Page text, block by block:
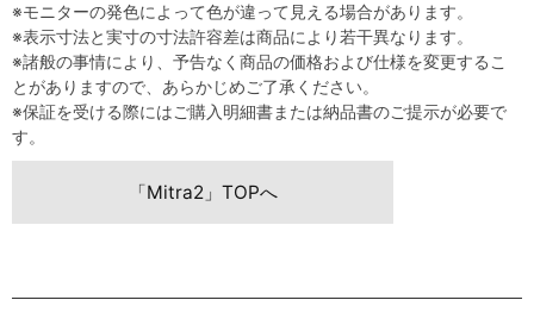
※モニターの発色によって色が違って見える場合があります。
※表示寸法と実寸の寸法許容差は商品により若干異なります。
※諸般の事情により、予告なく商品の価格および仕様を変更するこ
とがありますので、あらかじめご了承ください。
※保証を受ける際にはご購入明細書または納品書のご提示が必要で
す。
「Mitra2」TOPへ